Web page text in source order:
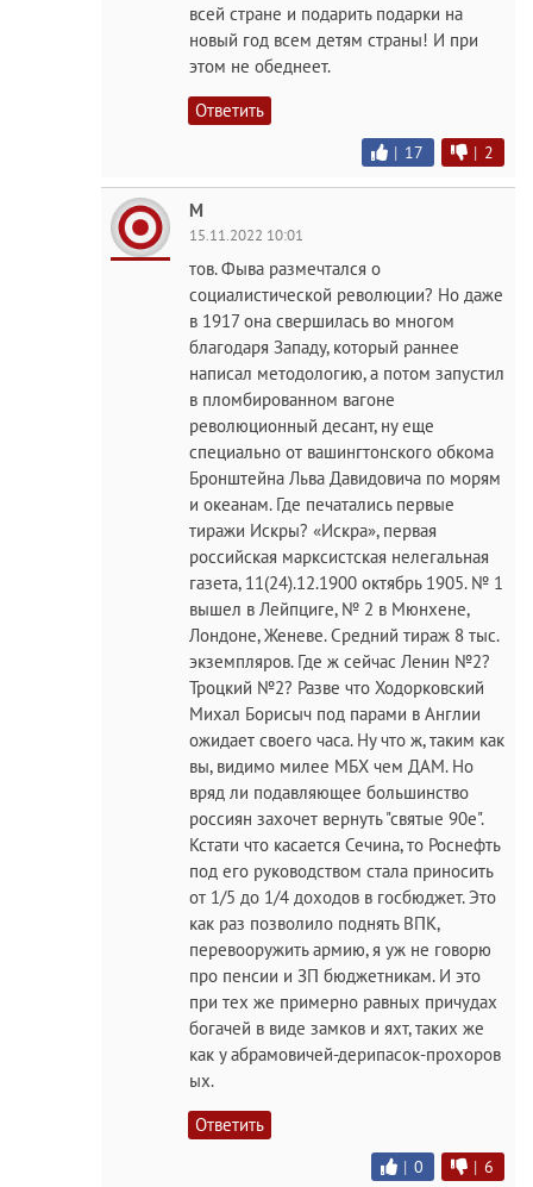
всей стране и подарить подарки на
новый год всем детям страны! И при
этом не обеднеет.
Ответить
| 17 | 2
M
15.11.2022 10:01
тов. Фыва размечтался о
социалистической революции? Но даже
в 1917 она свершилась во многом
благодаря Западу, который раннее
написал методологию, а потом запустил
в пломбированном вагоне
революционный десант, ну еще
специально от вашингтонского обкома
Бронштейна Льва Давидовича по морям
и океанам. Где печатались первые
тиражи Искры? «Искра», первая
российская марксистская нелегальная
газета, 11(24).12.1900 октябрь 1905. № 1
вышел в Лейпциге, № 2 в Мюнхене,
Лондоне, Женеве. Средний тираж 8 тыс.
экземпляров. Где ж сейчас Ленин №2?
Троцкий №2? Разве что Ходорковский
Михал Борисыч под парами в Англии
ожидает своего часа. Ну что ж, таким как
вы, видимо милее МБХ чем ДАМ. Но
вряд ли подавляющее большинство
россиян захочет вернуть "святые 90е".
Кстати что касается Сечина, то Роснефть
под его руководством стала приносить
от 1/5 до 1/4 доходов в госбюджет. Это
как раз позволило поднять ВПК,
перевооружить армию, я уж не говорю
про пенсии и ЗП бюджетникам. И это
при тех же примерно равных причудах
богачей в виде замков и яхт, таких же
как у абрамовичей-дерипасок-прохоров
ых.
Ответить
| 0 | 6